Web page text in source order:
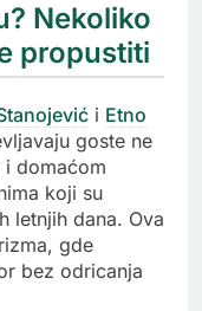
Nekoliko
propustiti
i Etno
goste ne
i domaćom
koji su
letnjih dana. Ova
gde
bez odricanja